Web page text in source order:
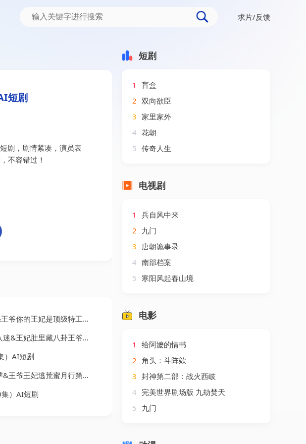
求片/反馈
短剧
剧，剧情紧凑，演员表
不容错过！
妃是顶级特工（70集）AI短剧
八卦王爷听得入迷（104集）AI短剧
）AI短剧
荒蜜月行第一季（130集）AI短剧
）AI短剧
短剧
1
盲盒
2 双向欲臣
3 家里家外
4 花朝
5 传奇人生
电视剧
1
兵自风中来
2 九门
3 唐朝诡事录
4 南部档案
5 寒阳风起春山境
电影
1
给阿嬷的情书
2 角头：斗阵欸
3 封神第二部：战火西岐
4 完美世界剧场版 九劫焚天
5 九门